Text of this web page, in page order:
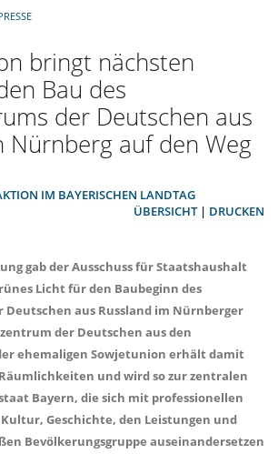
bringt nächsten
Bau des
der Deutschen aus
Nürnberg auf den Weg
IM BAYERISCHEN LANDTAG
ÜBERSICHT| DRUCKEN
gab der Ausschuss für Staatshaushalt
Licht für den Baubeginn des
aus Russland im Nürnberger
der Deutschen aus den
ehemaligen Sowjetunion erhält damit
und wird so zur zentralen
Bayern, die sich mit professionellen
Geschichte, den Leistungen und
Bevölkerungsgruppe auseinandersetzen